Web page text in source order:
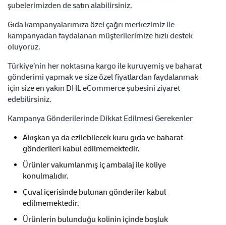
şubelerimizden de satın alabilirsiniz.
Gıda kampanyalarımıza özel çağrı merkezimiz ile
kampanyadan faydalanan müşterilerimize hızlı destek
oluyoruz.
Türkiye’nin her noktasına kargo ile kuruyemiş ve baharat
gönderimi yapmak ve size özel fiyatlardan faydalanmak
için size en yakın DHL eCommerce şubesini ziyaret
edebilirsiniz.
Kampanya Gönderilerinde Dikkat Edilmesi Gerekenler
Akışkan ya da ezilebilecek kuru gıda ve baharat
gönderileri kabul edilmemektedir.
Ürünler vakumlanmış iç ambalaj ile koliye
konulmalıdır.
Çuval içerisinde bulunan gönderiler kabul
edilmemektedir.
Ürünlerin bulunduğu kolinin içinde boşluk